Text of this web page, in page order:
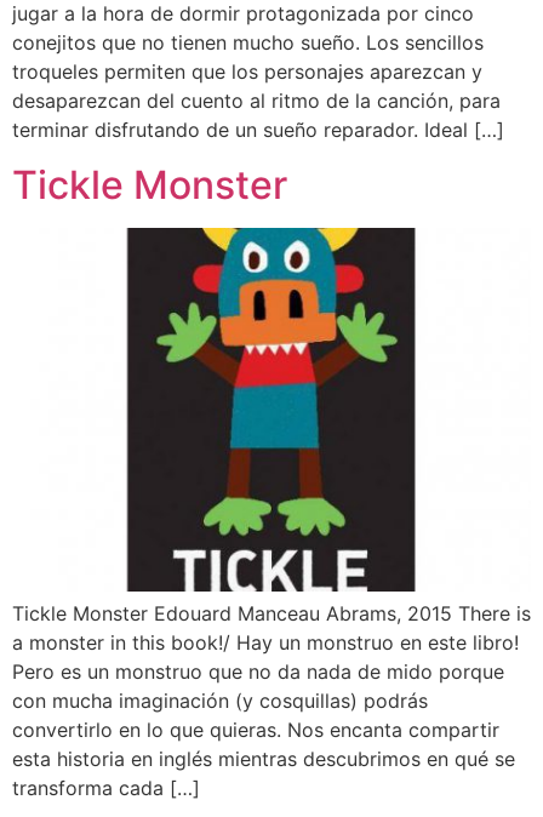
jugar a la hora de dormir protagonizada por cinco
conejitos que no tienen mucho sueño. Los sencillos
troqueles permiten que los personajes aparezcan y
desaparezcan del cuento al ritmo de la canción, para
terminar disfrutando de un sueño reparador. Ideal […]
Tickle Monster
Tickle Monster Edouard Manceau Abrams, 2015 There is
a monster in this book!/ Hay un monstruo en este libro!
Pero es un monstruo que no da nada de mido porque
con mucha imaginación (y cosquillas) podrás
convertirlo en lo que quieras. Nos encanta compartir
esta historia en inglés mientras descubrimos en qué se
transforma cada […]